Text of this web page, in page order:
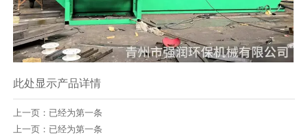
此处显示产品详情
上一页：已经为第一条
上一页：已经为第一条